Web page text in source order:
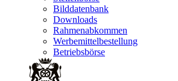
Bilddatenbank
Downloads
Rahmenabkommen
Werbemittelbestellung
Betriebsbörse